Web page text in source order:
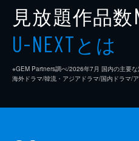
見放題作品数
U-NEXTとは
※GEM Partners調べ/2026年7⽉ 国内の主要
海外ドラマ/韓流・アジアドラマ/国内ドラマ/